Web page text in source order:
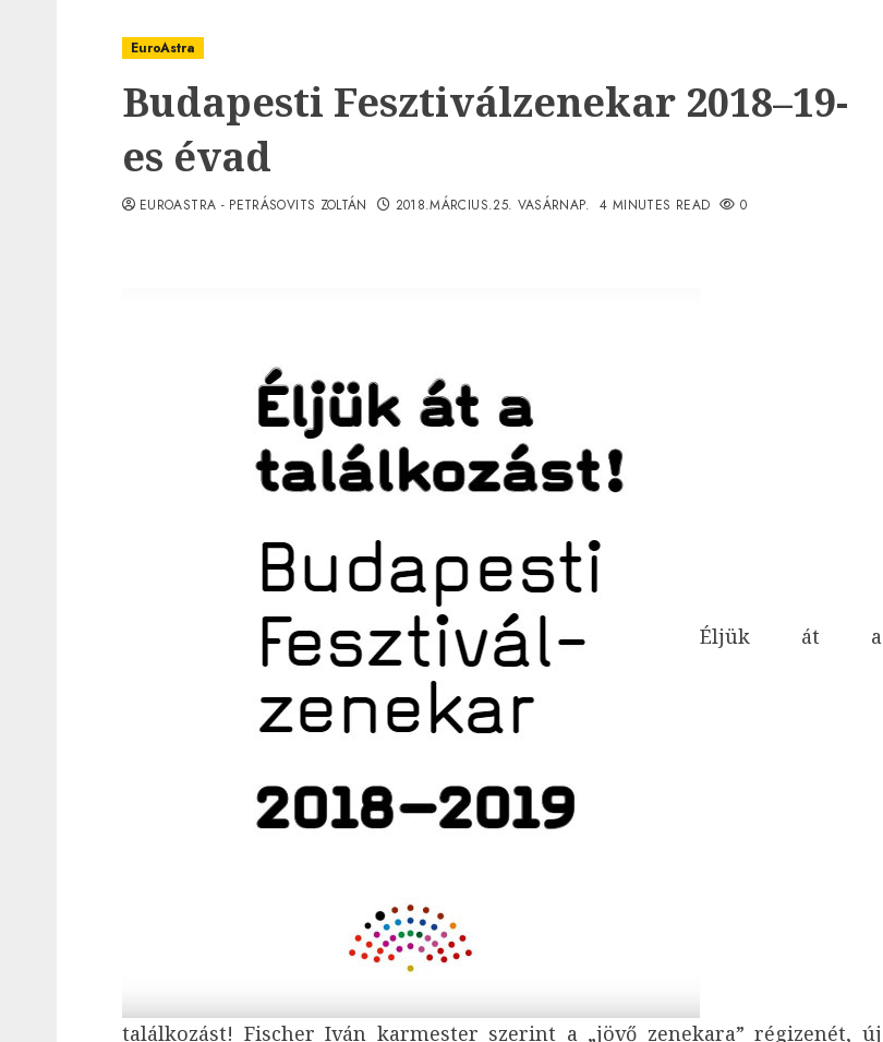
EuroAstra
Budapesti Fesztiválzenekar 2018–19-
es évad
EUROASTRA - PETRÁSOVITS ZOLTÁN 2018.MÁRCIUS.25. VASÁRNAP. 4 MINUTES READ 0
Éljük át a
találkozást! Fischer Iván karmester szerint a „jövő zenekara” régizenét, új